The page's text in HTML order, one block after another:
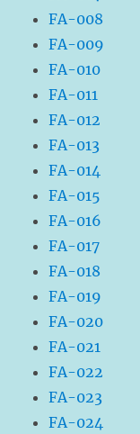
FA-008
FA-009
FA-010
FA-011
FA-012
FA-013
FA-014
FA-015
FA-016
FA-017
FA-018
FA-019
FA-020
FA-021
FA-022
FA-023
FA-024